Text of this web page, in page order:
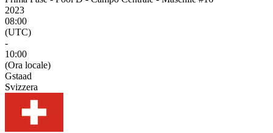
2023
08:00
(UTC)
-
10:00
(Ora locale)
Gstaad
Svizzera